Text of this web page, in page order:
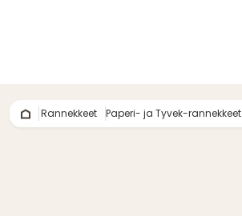
Rannekkeet Paperi- ja Tyvek-rannekkeet